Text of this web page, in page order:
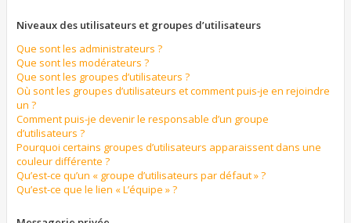
Niveaux des utilisateurs et groupes d’utilisateurs
Que sont les administrateurs ?
Que sont les modérateurs ?
Que sont les groupes d’utilisateurs ?
Où sont les groupes d’utilisateurs et comment puis-je en rejoindre
un ?
Comment puis-je devenir le responsable d’un groupe
d’utilisateurs ?
Pourquoi certains groupes d’utilisateurs apparaissent dans une
couleur différente ?
Qu’est-ce qu’un « groupe d’utilisateurs par défaut » ?
Qu’est-ce que le lien « L’équipe » ?